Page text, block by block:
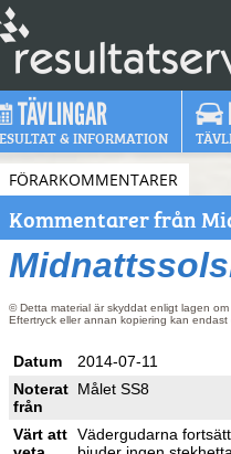
TÄVLINGAR
& INFORMATION
FÖRARKOMMENTARER
Kommentarer från
© Detta material är skyddat enligt lagen om
Eftertryck eller annan kopiering kan
Datum
2014-07-11
Noterat
från
Målet SS8
Värt att Vädergudarna